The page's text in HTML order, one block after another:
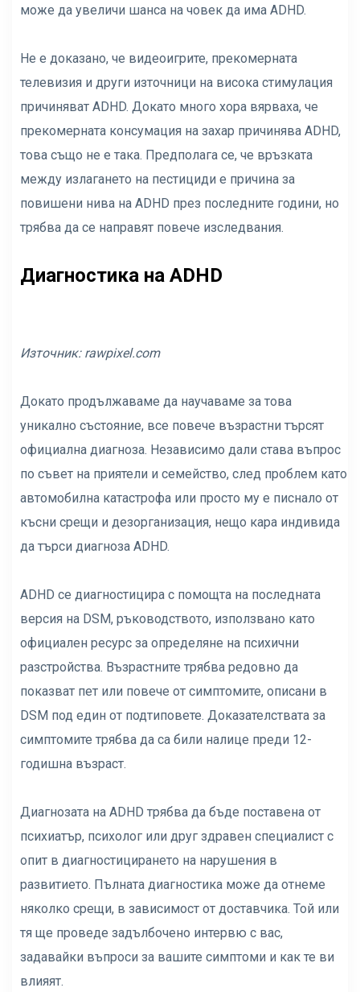
може да увеличи шанса на човек да има ADHD.
Не е доказано, че видеоигрите, прекомерната
телевизия и други източници на висока стимулация
причиняват ADHD. Докато много хора вярваха, че
прекомерната консумация на захар причинява ADHD,
това също не е така. Предполага се, че връзката
между излагането на пестициди е причина за
повишени нива на ADHD през последните години, но
трябва да се направят повече изследвания.
Диагностика на ADHD
Източник: rawpixel.com
Докато продължаваме да научаваме за това
уникално състояние, все повече възрастни търсят
официална диагноза. Независимо дали става въпрос
по съвет на приятели и семейство, след проблем като
автомобилна катастрофа или просто му е писнало от
късни срещи и дезорганизация, нещо кара индивида
да търси диагноза ADHD.
ADHD се диагностицира с помощта на последната
версия на DSM, ръководството, използвано като
официален ресурс за определяне на психични
разстройства. Възрастните трябва редовно да
показват пет или повече от симптомите, описани в
DSM под един от подтиповете. Доказателствата за
симптомите трябва да са били налице преди 12-
годишна възраст.
Диагнозата на ADHD трябва да бъде поставена от
психиатър, психолог или друг здравен специалист с
опит в диагностицирането на нарушения в
развитието. Пълната диагностика може да отнеме
няколко срещи, в зависимост от доставчика. Той или
тя ще проведе задълбочено интервю с вас,
задавайки въпроси за вашите симптоми и как те ви
влияят.